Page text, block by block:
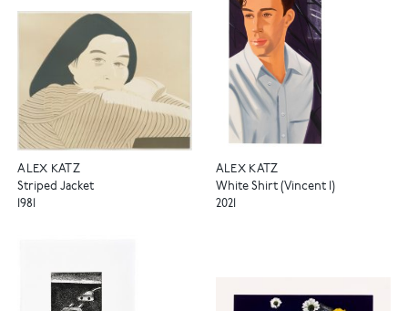
ALEX KATZ
Striped Jacket
1981
ALEX KATZ
White Shirt (Vincent 1)
2021